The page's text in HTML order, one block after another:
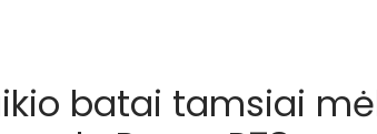
batai tamsiai